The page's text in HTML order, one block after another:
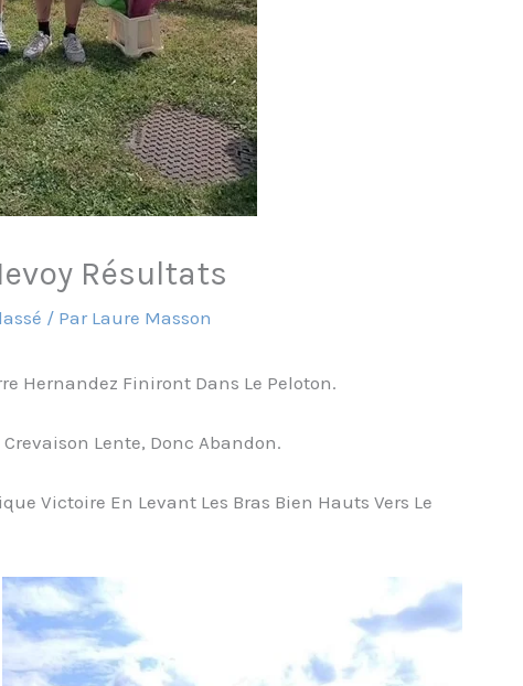
Résultats
/ Par Laure Masson
Hernandez Finiront Dans Le Peloton.
Lente, Donc Abandon.
Victoire En Levant Les Bras Bien Hauts Vers Le